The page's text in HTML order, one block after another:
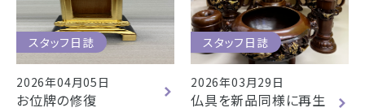
スタッフ日誌
2026年04月05日
お位牌の修復
スタッフ日誌
2026年03月29日
仏具を新品同様に再生